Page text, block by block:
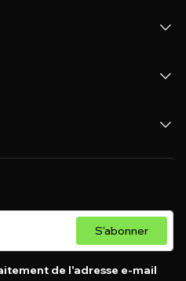
S'abonner
de l'adresse e-mail